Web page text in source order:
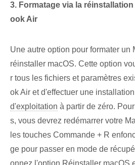
3. Formatage via la
ook Air
Une autre option pour formater un
réinstaller macOS. Cette option
r tous les fichiers et paramètres
ok Air et d'effectuer une
d'exploitation à partir de zéro.
s, vous devrez redémarrer votre
les touches Commande + R
ge pour passer en mode de